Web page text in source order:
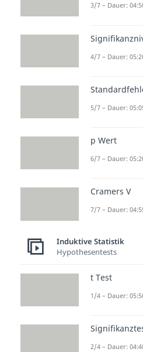
Weitere
Statistik
Hypothesentest
Nullhypothese
Fehler 1. Art
Dauer: 05:05
Dauer: 05:20
Cramers V
3/7 – Dauer:
4/7 – Dauer:
5/7 – Dauer:
p Wert
6/7 – Dauer:
Cramers V
7/7 – Dauer:
Induktive Statistik
Hypothesentests
t Test
1/4 – Dauer:
2/4 – Dauer: